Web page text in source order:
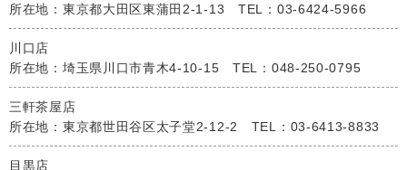
所在地：東京都大田区東蒲田2-1-13 TEL：03-6424-5966
川口店
所在地：埼玉県川口市青木4-10-15 TEL：048-250-0795
三軒茶屋店
所在地：東京都世田谷区太子堂2-12-2 TEL：03-6413-8833
目黒店